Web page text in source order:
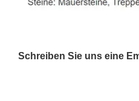
Schreiben Sie uns eine